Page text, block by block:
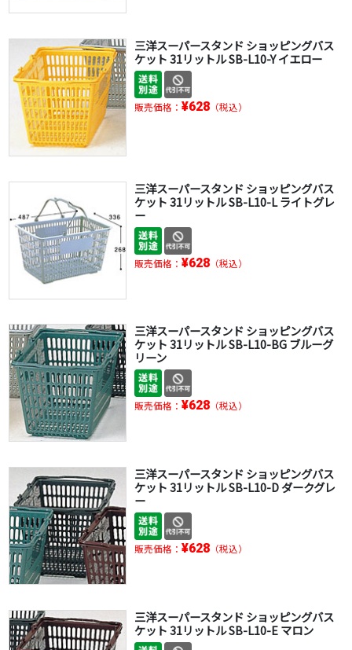
三洋スーパースタンド ショッピングバス
ケット 31リットル SB-L10-Y イエロー
販売価格： ¥628（税込）
三洋スーパースタンド ショッピングバス
ケット 31リットル SB-L10-L ライトグレ
ー
販売価格： ¥628（税込）
三洋スーパースタンド ショッピングバス
ケット 31リットル SB-L10-BG ブルーグ
リーン
販売価格： ¥628（税込）
三洋スーパースタンド ショッピングバス
ケット 31リットル SB-L10-D ダークグレ
ー
販売価格： ¥628（税込）
三洋スーパースタンド ショッピングバス
ケット 31リットル SB-L10-E マロン